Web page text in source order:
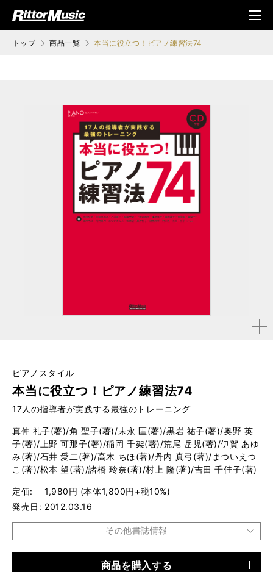
ジック (Rittor Musi
メニ
ュ
トップ 商品一覧 本当に役立つ！ピアノ練習法74
拡大す
ピアノスタイル
本当に役立つ！ピアノ練習法74
17人の指導者が実践する最強のトレーニング
真仲 礼子(著)/角 聖子(著)/末永 匡(著)/黒岩 祐子(著)/奥野 英
子(著)/上野 可那子(著)/稲岡 千架(著)/荒尾 岳児(著)/伊賀 あゆ
み(著)/石井 愛二(著)/高木 ちほ(著)/丹内 真弓(著)/まついえつ
こ(著)/松本 望(著)/諸橋 玲奈(著)/村上 隆(著)/吉田 千佳子(著)
定価
1,980円 (本体1,800円+税10%)
発売日
2012.03.16
その他書誌情報
商品を購入する